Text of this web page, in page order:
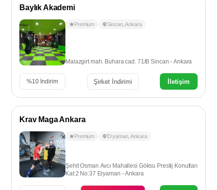
Baylık Akademi
Premium Sincan,Ankara
Malazgirt mah. Buhara cad. 71/B Sincan - Ankara
%10 İndirim Şirket İndirimi İletişim
Krav Maga Ankara
Premium Eryaman,Ankara
Şehit Osman Avcı Mahallesi Göksu Prestij Konutları
Kat:2 No:37 Eryaman - Ankara